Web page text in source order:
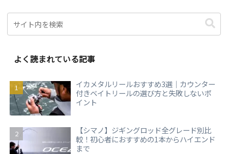
よく読まれている記事
イカメタルリールおすすめ3選｜カウンター
付きベイトリールの選び方と失敗しないポ
イント
【シマノ】ジギングロッド全グレード別比
較！初心者におすすめの1本からハイエンド
まで